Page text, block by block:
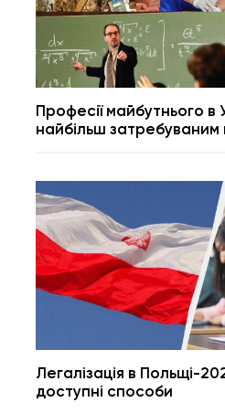
Професії майбутнього в
найбільш затребуваним
Легалізація в Польщі-
доступні способи